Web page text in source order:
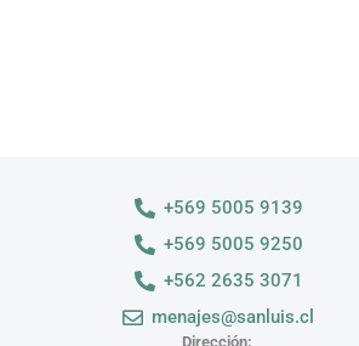
Dirección:
+569 5005 9139
+569 5005 9250
+562 2635 3071
menajes@sanluis.cl